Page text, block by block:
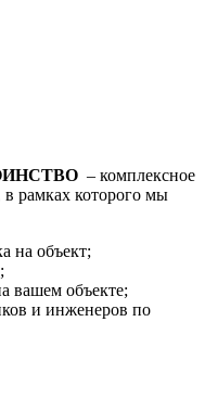
– комплексное
в рамках которого мы
на объект;
вашем объекте;
и инженеров по